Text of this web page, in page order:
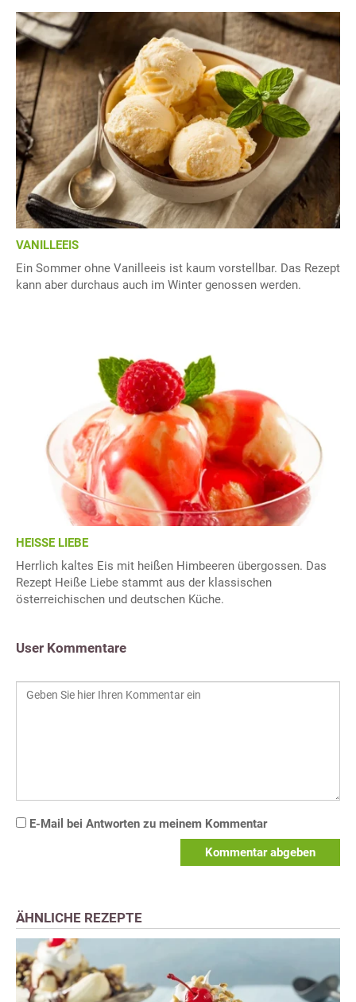
VANILLEEIS
Ein Sommer ohne Vanilleeis ist kaum vorstellbar. Das Rezept
kann aber durchaus auch im Winter genossen werden.
HEISSE LIEBE
Herrlich kaltes Eis mit heißen Himbeeren übergossen. Das
Rezept Heiße Liebe stammt aus der klassischen
österreichischen und deutschen Küche.
User Kommentare
E-Mail bei Antworten zu meinem Kommentar
Kommentar abgeben
ÄHNLICHE REZEPTE